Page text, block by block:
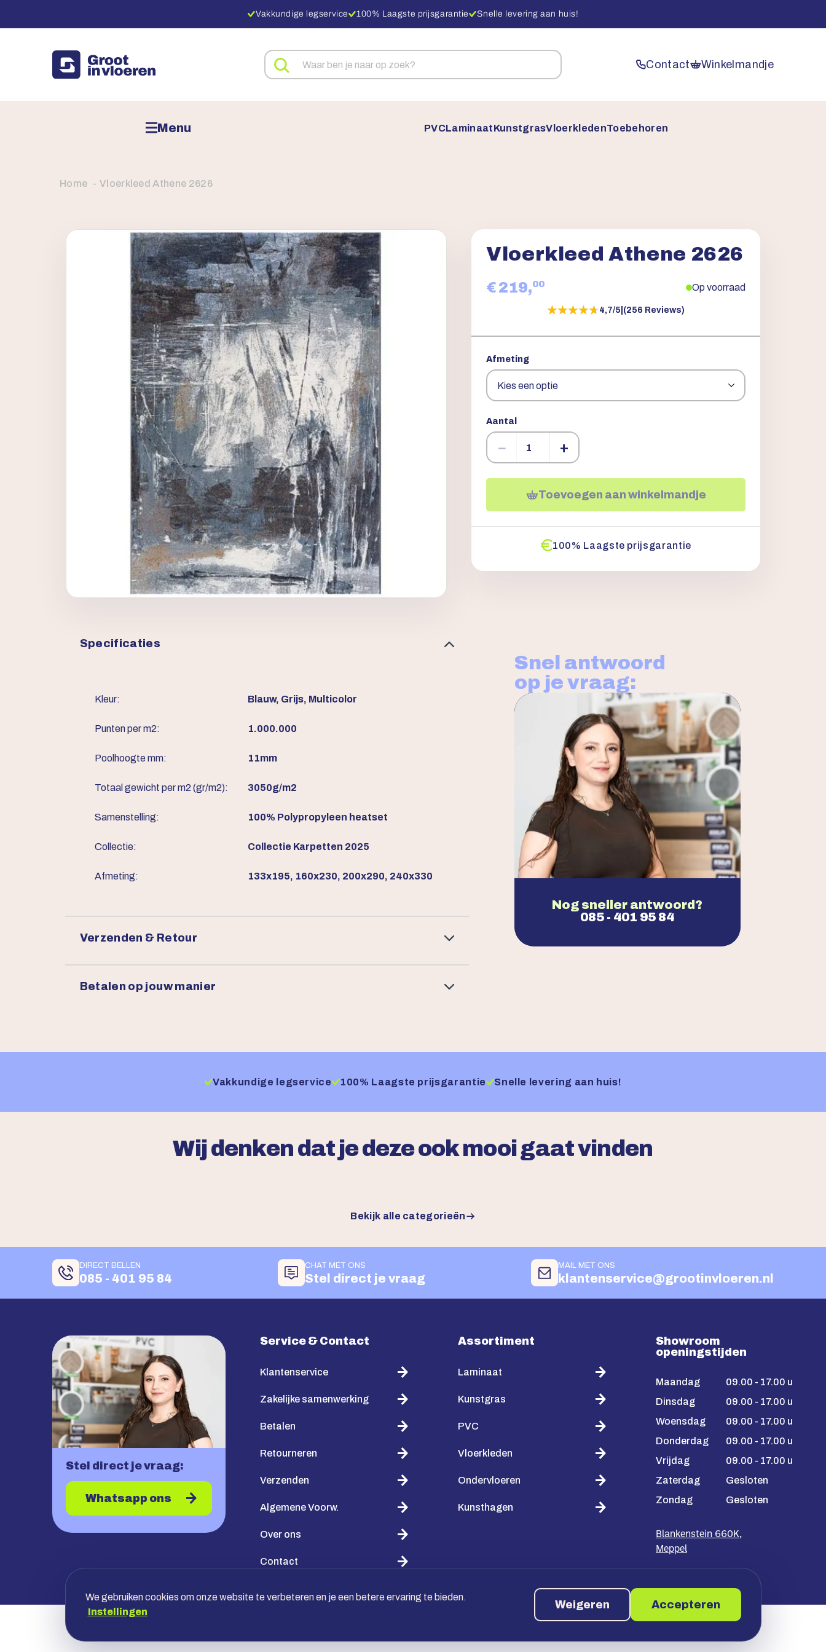
Vakkundige legservice 100% Laagste prijsgarantie Snelle levering aan huis!
Zoeken
naar
Contact Winkelmandje
Menu PVCLaminaatKunstgrasVloerkledenToebehoren
Home Vloerkleed Athene 2626
Vloerkleed Athene 2626
€ 219,00 Op voorraad
★★★★★
★★★★★4,7/5 (256 Reviews)
Afmeting
Aantal
− +
Toevoegen aan winkelmandje
100% Laagste prijsgarantie
Specificaties
Kleur: Blauw, Grijs, Multicolor
Punten per m2: 1.000.000
Poolhoogte mm: 11mm
Totaal gewicht per m2 (gr/m2): 3050g/m2
Samenstelling: 100% Polypropyleen heatset
Collectie: Collectie Karpetten 2025
Afmeting: 133x195, 160x230, 200x290, 240x330
Verzenden & Retour
Betalen op jouw manier
Snel antwoord
op je vraag:
Nog sneller antwoord?
085 - 401 95 84
Vakkundige legservice 100% Laagste prijsgarantie Snelle levering aan huis!
Wij denken dat je deze ook mooi gaat vinden
Bekijk alle categorieën
DIRECT BELLEN
085 - 401 95 84
CHAT MET ONS
Stel direct je vraag
MAIL MET ONS
klantenservice@grootinvloeren.nl
Stel direct je vraag:
Whatsapp ons
Service & Contact
Klantenservice
Zakelijke samenwerking
Betalen
Retourneren
Verzenden
Algemene Voorw.
Over ons
Contact
Assortiment
Laminaat
Kunstgras
PVC
Vloerkleden
Ondervloeren
Kunsthagen
Showroom
openingstijden
Maandag
09.00 - 17.00 u
Dinsdag
09.00 - 17.00 u
Woensdag
09.00 - 17.00 u
Donderdag
09.00 - 17.00 u
Vrijdag
09.00 - 17.00 u
Zaterdag
Gesloten
Zondag
Gesloten
Blankenstein 660K,
Meppel
We gebruiken cookies om onze website te verbeteren en je een betere ervaring te bieden.
Instellingen
Weigeren Accepteren